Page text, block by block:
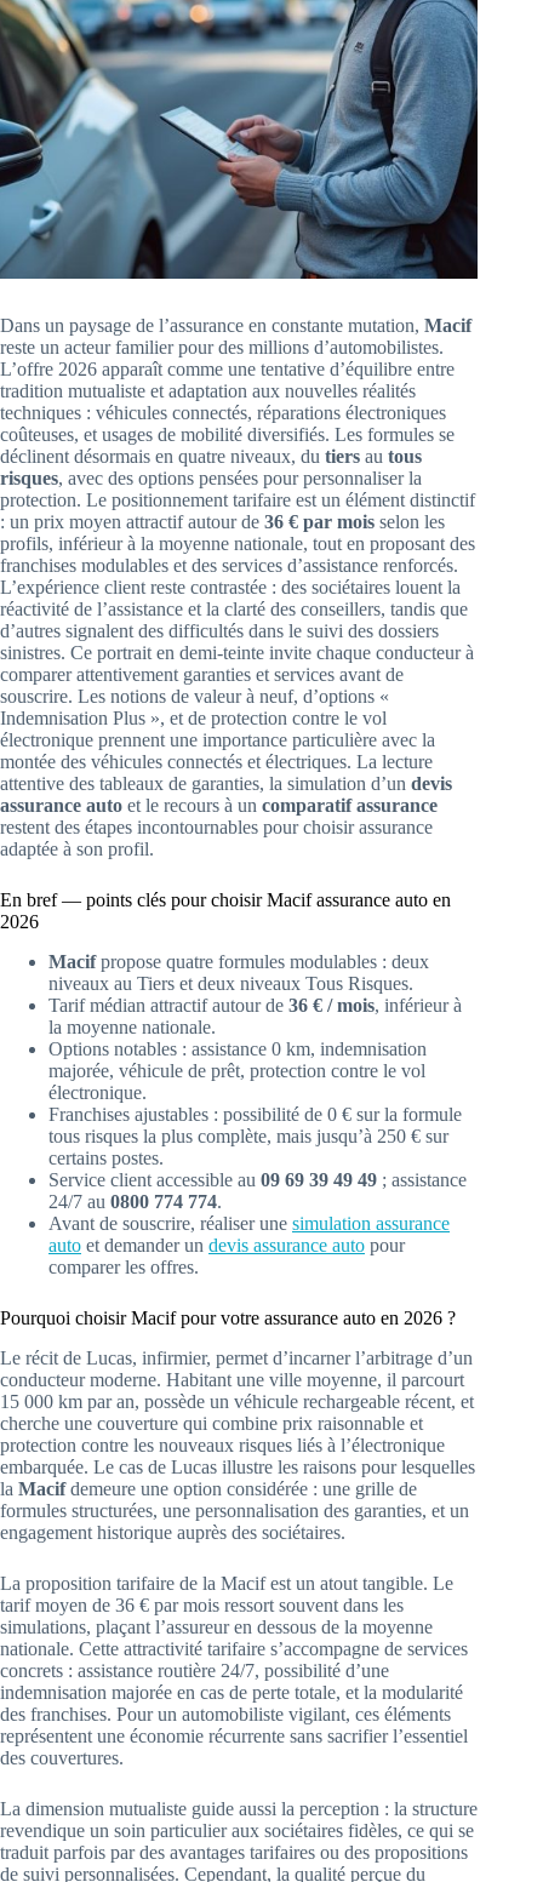
Dans un paysage de l’assurance en constante mutation, Macif
reste un acteur familier pour des millions d’automobilistes.
L’offre 2026 apparaît comme une tentative d’équilibre entre
tradition mutualiste et adaptation aux nouvelles réalités
techniques : véhicules connectés, réparations électroniques
coûteuses, et usages de mobilité diversifiés. Les formules se
déclinent désormais en quatre niveaux, du tiers au tous
risques, avec des options pensées pour personnaliser la
protection. Le positionnement tarifaire est un élément distinctif
: un prix moyen attractif autour de 36 € par mois selon les
profils, inférieur à la moyenne nationale, tout en proposant des
franchises modulables et des services d’assistance renforcés.
L’expérience client reste contrastée : des sociétaires louent la
réactivité de l’assistance et la clarté des conseillers, tandis que
d’autres signalent des difficultés dans le suivi des dossiers
sinistres. Ce portrait en demi-teinte invite chaque conducteur à
comparer attentivement garanties et services avant de
souscrire. Les notions de valeur à neuf, d’options «
Indemnisation Plus », et de protection contre le vol
électronique prennent une importance particulière avec la
montée des véhicules connectés et électriques. La lecture
attentive des tableaux de garanties, la simulation d’un devis
assurance auto et le recours à un comparatif assurance
restent des étapes incontournables pour choisir assurance
adaptée à son profil.
En bref — points clés pour choisir Macif assurance auto en
2026
Macifpropose quatre formules modulables : deux
niveaux au Tiers et deux niveaux Tous Risques.
Tarif médian attractif autour de 36 € / mois, inférieur à
la moyenne nationale.
Options notables : assistance 0 km, indemnisation
majorée, véhicule de prêt, protection contre le vol
électronique.
Franchises ajustables : possibilité de 0 € sur la formule
tous risques la plus complète, mais jusqu’à 250 € sur
certains postes.
Service client accessible au 09 69 39 49 49 ; assistance
24/7 au 0800 774 774.
Avant de souscrire, réaliser une simulation assurance
auto et demander un devis assurance auto pour
comparer les offres.
Pourquoi choisir Macif pour votre assurance auto en 2026 ?
Le récit de Lucas, infirmier, permet d’incarner l’arbitrage d’un
conducteur moderne. Habitant une ville moyenne, il parcourt
15 000 km par an, possède un véhicule rechargeable récent, et
cherche une couverture qui combine prix raisonnable et
protection contre les nouveaux risques liés à l’électronique
embarquée. Le cas de Lucas illustre les raisons pour lesquelles
la Macifdemeure une option considérée : une grille de
formules structurées, une personnalisation des garanties, et un
engagement historique auprès des sociétaires.
La proposition tarifaire de la Macif est un atout tangible. Le
tarif moyen de 36 € par mois ressort souvent dans les
simulations, plaçant l’assureur en dessous de la moyenne
nationale. Cette attractivité tarifaire s’accompagne de services
concrets : assistance routière 24/7, possibilité d’une
indemnisation majorée en cas de perte totale, et la modularité
des franchises. Pour un automobiliste vigilant, ces éléments
représentent une économie récurrente sans sacrifier l’essentiel
des couvertures.
La dimension mutualiste guide aussi la perception : la structure
revendique un soin particulier aux sociétaires fidèles, ce qui se
traduit parfois par des avantages tarifaires ou des propositions
de suivi personnalisées. Cependant, la qualité perçue du